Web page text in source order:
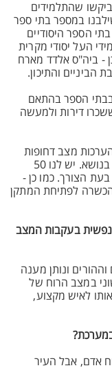
שהתלמידים
במספר בתי ספר
הספר היסודיים
העל יסודי מקרית
- ביה"ס אלדד מארח
הביניים והתיכון.
הספר בהתאם
דירות ולמעשה
מצב דחופות
ומנהל החינוך מקיים הערכות מצב מקבילות בנושא. יש לנו 50
בעת הצורך. כמו כן -
הכשרה לפתיחת המתקן
בעקבות המצב
ונותן מענה
במצב הרוח של
ומשם יחברו אותו לאיש מקצוע,
אדם, אבל העיר